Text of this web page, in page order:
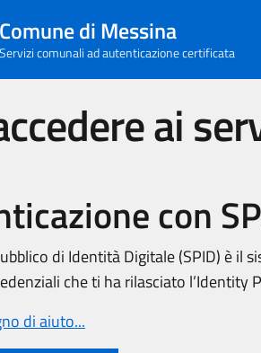
Comune di Messina
Servizi comunali ad autenticazione certificata
ai
con
di Identità Digitale (SPID) è il
che ti ha rilasciato l’Identity
di aiuto...